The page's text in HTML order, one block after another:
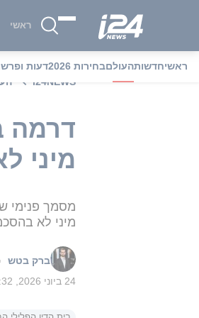
ראשי
ראשיחדשותהעולםבחירות 2026 דעות
i24NEWS
דרמה
מיני
מסמך פנימי
מיני לא
ברק בטש
24 ביוני 2026, 12:32